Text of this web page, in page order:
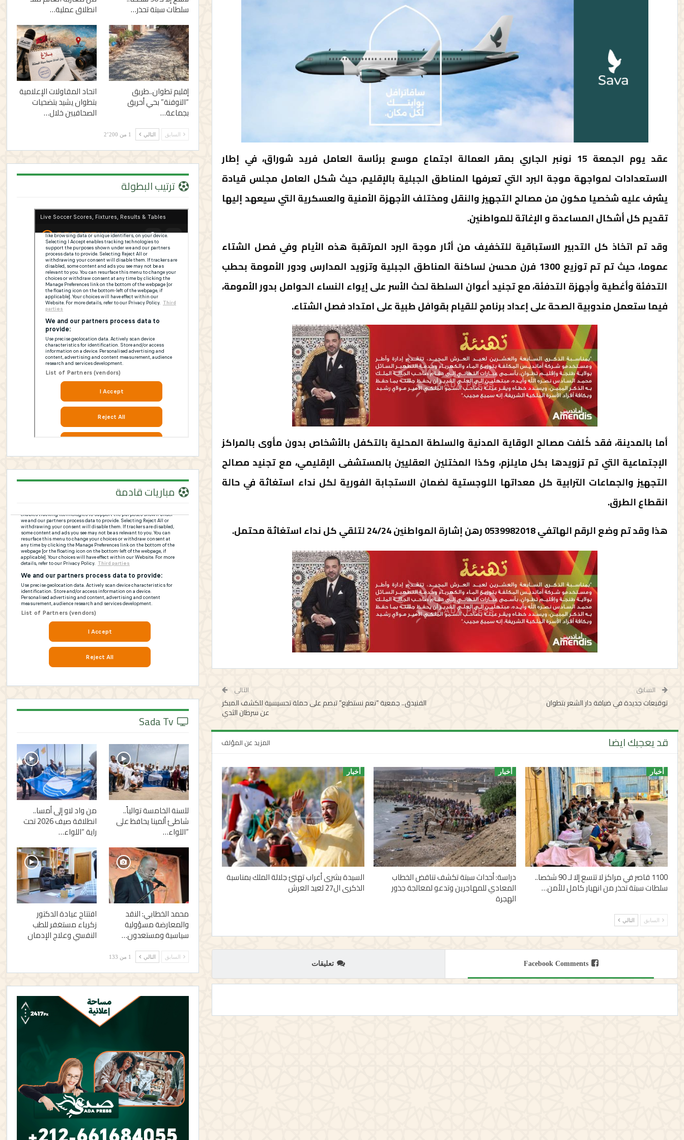
عقد يوم الجمعة 15 نونبر الجاري بمقر العمالة اجتماع موسع برئاسة العامل فريد شوراق، في إطار
الاستعدادات لمواجهة موجة البرد التي تعرفها المناطق الجبلية بالإقليم، حيث شكل العامل مجلس قيادة
يشرف عليه شخصيا مكون من مصالح التجهيز والنقل ومختلف الأجهزة الأمنية والعسكرية التي سيعهد إليها
تقديم كل أشكال المساعدة و الإغاتة للمواطنين.
وقد تم اتخاذ كل التدبير الاستباقية للتخفيف من أثار موجة البرد المرتقبة هذه الأيام وفي فصل الشتاء
عموما، حيث تم تم توزيع 1300 فرن محسن لساكنة المناطق الجبلية وتزويد المدارس ودور الأمومة بحطب
التدفئة وأغطية وأجهزة التدفئة، مع تجنيد أعوان السلطة لحث الأسر على إيواء النساء الحوامل بدور الأمومة،
فيما ستعمل مندوبية الصحة على إعداد برنامج للقيام بقوافل طبية على امتداد فصل الشتاء.
أما بالمدينة، فقد كُلفت مصالح الوقاية المدنية والسلطة المحلية بالتكفل بالأشخاص بدون مأوى بالمراكز
الإجتماعية التي تم تزويدها بكل مايلزم، وكذا المختلين العقليين بالمستشفى الإقليمي، مع تجنيد مصالح
التجهيز والجماعات الترابية كل معداتها اللوجستية لضمان الاستجابة الفورية لكل نداء استغاثة في حالة
انقطاع الطرق.
هذا وقد تم وضع الرقم الهاتفي 0539982018 رهن إشارة المواطنين 24/24 لتلقي كل نداء استغاثة محتمل.
السابق
توقيعات جديدة في ضيافة دار الشعر بتطوان
التالي
الفنيدق.. جمعية “نعم نستطيع” تبصم على حملة تحسيسية للكشف المبكر
عن سرطان الثدي
قد يعجبك ايضا المزيد عن المؤلف
أخبار
1100 قاصر في مراكز لا تتسع إلا لـ 90 شخصا..
سلطات سبتة تحذر من انهيار كامل للأمن…
أخبار
دراسة: أحداث سبتة تكشف تناقض الخطاب
المعادي للمهاجرين وتدعو لمعالجة جذور
الهجرة
أخبار
السيدة بشرى أعراب تهنئ جلالة الملك بمناسبة
الذكرى ال27 لعيد العرش
السابق التالي
Facebook Comments تعليقات
سلطات سبتة تحذر… انطلاق عملية…
إقليم تطوان..طريق
“التوفنة” بحي أحريق
بجماعة…
اتحاد المقاولات الإعلامية
بتطوان يشيد بتضحيات
الصحافيين خلال…
السابق التالي 1 من 2٬200
ترتيب البطولة
مباريات قادمة
للسنة الخامسة توالياً..
شاطئ ألمينا يحافظ على
“اللواء…
من واد لاو إلى أمسا..
انطلاقة صيف 2026 تحت
راية “اللواء…
محمد الخطابي: النقد
والمعارضة مسؤولية
سياسية ومستعدون…
افتتاح عيادة الدكتور
زكرياء مستغفر للطب
النفسي وعلاج الإدمان
السابق التالي 1 من 133